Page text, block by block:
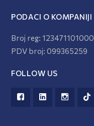
PODACI O KOMPANIJI
Broj reg: 123471101000
PDV broj: 099365259
FOLLOW US